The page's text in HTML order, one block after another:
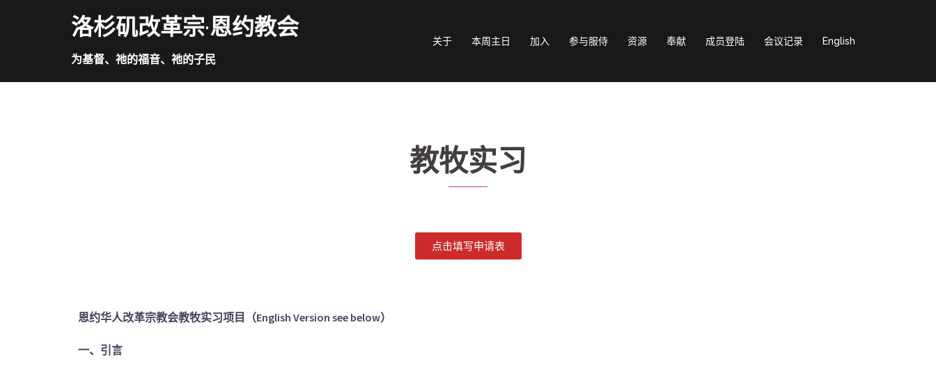
洛杉矶改革宗·恩约教会
为基督、祂的福音、祂的子民
关于 本周主日 加入 参与服侍 资源 奉献 成员登陆 会议记录 English
教牧实习
点击填写申请表
恩约华人改革宗教会教牧实习项目（English Version see below）
一、引言